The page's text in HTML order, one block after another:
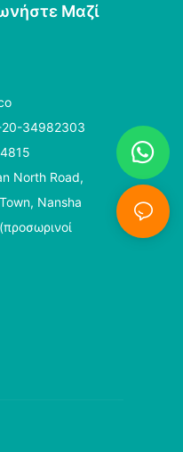
Μαζί
34982303
North Road,
Nansha